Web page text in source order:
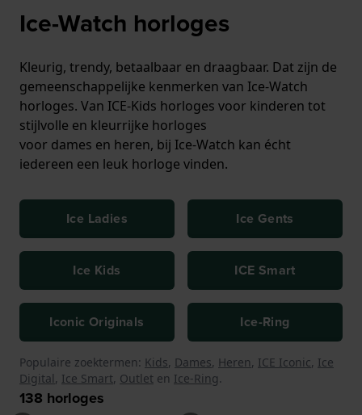
Ice-Watch horloges
Kleurig, trendy, betaalbaar en draagbaar. Dat zijn de
gemeenschappelijke kenmerken van Ice-Watch
horloges. Van ICE-Kids horloges voor kinderen tot
stijlvolle en kleurrijke horloges
voor dames en heren, bij Ice-Watch kan écht
iedereen een leuk horloge vinden.
Ice Ladies Ice Gents
Ice Kids ICE Smart
Iconic Originals Ice-Ring
Populaire zoektermen: Kids, Dames, Heren, ICE Iconic, Ice
Digital, Ice Smart, Outlet en Ice-Ring.
138 horloges